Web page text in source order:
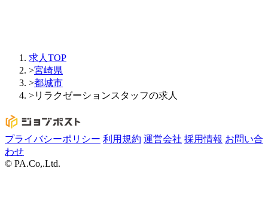
求人TOP
>宮崎県
>都城市
>リラクゼーションスタッフの求人
プライバシーポリシー 利用規約 運営会社 採用情報 お問い合
わせ
© PA.Co,.Ltd.